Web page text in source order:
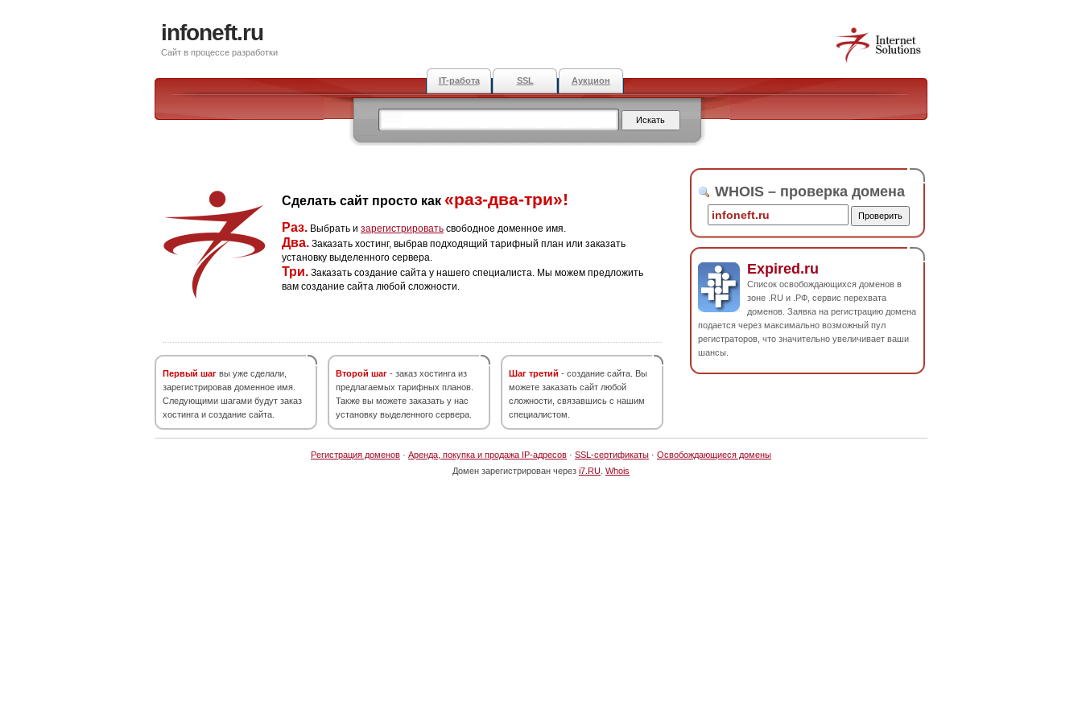
infoneft.ru
Сайт в процессе разработки
IT-работа SSL Аукцион
Сделать сайт просто как «раз-два-три»!
Раз. Выбрать и зарегистрировать свободное доменное имя.
Два. Заказать хостинг, выбрав подходящий тарифный план или заказать
установку выделенного сервера.
Три. Заказать создание сайта у нашего специалиста. Мы можем предложить
вам создание сайта любой сложности.
Первый шаг вы уже сделали,
зарегистрировав доменное имя.
Следующими шагами будут заказ
хостинга и создание сайта.
Второй шаг - заказ хостинга из
предлагаемых тарифных планов.
Также вы можете заказать у нас
установку выделенного сервера.
Шаг третий - создание сайта. Вы
можете заказать сайт любой
сложности, связавшись с нашим
специалистом.
WHOIS – проверка домена
Expired.ru
Список освобождающихся доменов в
зоне .RU и .РФ, сервис перехвата
доменов. Заявка на регистрацию домена
подается через максимально возможный пул
регистраторов, что значительно увеличивает ваши
шансы.
Регистрация доменов · Аренда, покупка и продажа IP-адресов · SSL-сертификаты · Освобождающиеся домены
Домен зарегистрирован через i7.RU Whois